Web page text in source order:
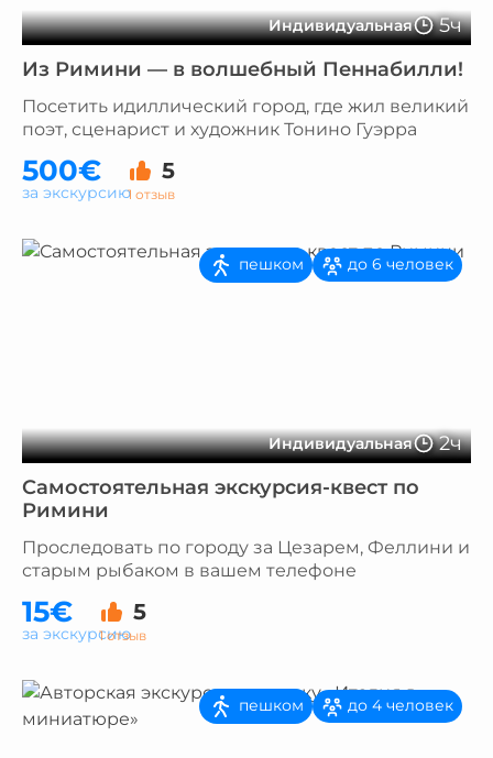
Индивидуальная 5ч
Из Римини — в волшебный Пеннабилли!
Посетить идиллический город, где жил великий
поэт, сценарист и художник Тонино Гуэрра
500€ 5
1 отзыв
за экскурсию
Индивидуальная 2ч
пешком до 6 человек
Самостоятельная экскурсия-квест по
Римини
Проследовать по городу за Цезарем, Феллини и
старым рыбаком в вашем телефоне
15€ 5
1 отзыв
за экскурсию
пешком до 4 человек